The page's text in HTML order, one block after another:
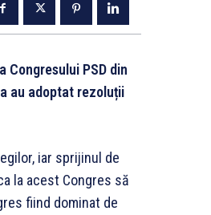
Congresului PSD din
au adoptat rezoluții
iar sprijinul de
la acest Congres să
fiind dominat de